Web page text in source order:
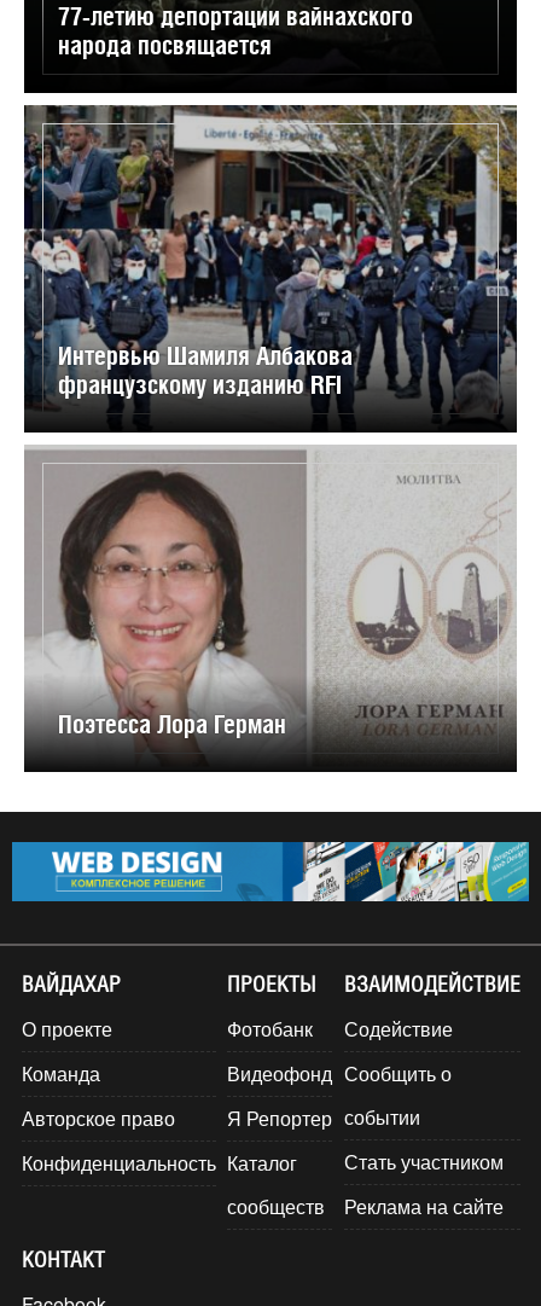
77-летию депортации вайнахского
народа посвящается
Интервью Шамиля Албакова
французскому изданию RFI
Поэтесса Лора Герман
ВАЙДАХАР
О проекте
Команда
Авторское право
Конфиденциальность
ПРОЕКТЫ
Фотобанк
Видеофонд
Я Репортер
Каталог
сообществ
ВЗАИМОДЕЙСТВИЕ
Содействие
Сообщить о
событии
Стать участником
Реклама на сайте
КОНТАКТ